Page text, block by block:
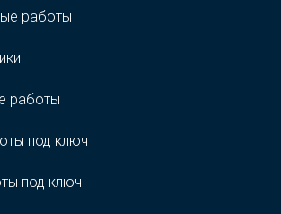
работы
работы
под ключ
под ключ